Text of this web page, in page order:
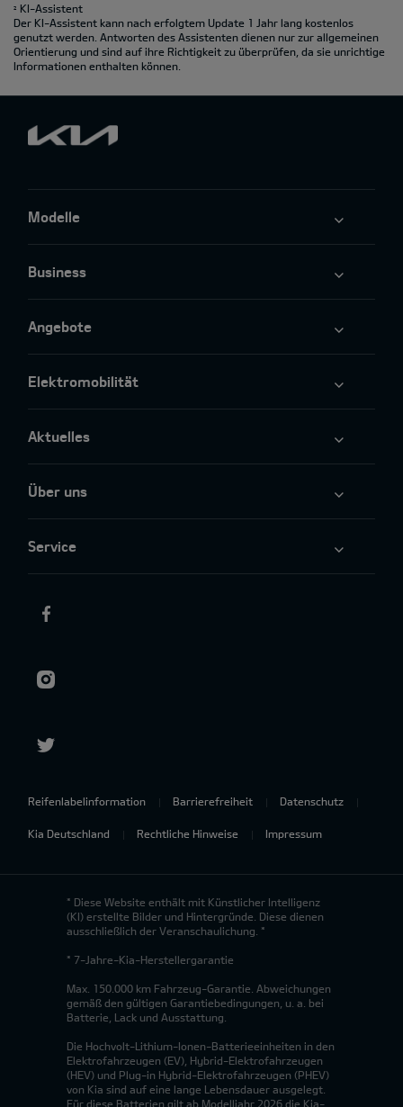
2
KI-Assistent
Der KI-Assistent kann nach erfolgtem Update 1 Jahr lang kostenlos
genutzt werden. Antworten des Assistenten dienen nur zur allgemeinen
Orientierung und sind auf ihre Richtigkeit zu überprüfen, da sie unrichtige
Informationen enthalten können.
Modelle
Business
Angebote
Elektromobilität
Aktuelles
Über uns
Service
Reifenlabelinformation Barrierefreiheit Datenschutz
Kia Deutschland Rechtliche Hinweise Impressum
* Diese Website enthält mit Künstlicher Intelligenz
(KI) erstellte Bilder und Hintergründe. Diese dienen
ausschließlich der Veranschaulichung. *
* 7-Jahre-Kia-Herstellergarantie
Max. 150.000 km Fahrzeug-Garantie. Abweichungen
gemäß den gültigen Garantiebedingungen, u. a. bei
Batterie, Lack und Ausstattung.
Die Hochvolt-Lithium-Ionen-Batterieeinheiten in den
Elektrofahrzeugen (EV), Hybrid-Elektrofahrzeugen
(HEV) und Plug-in Hybrid-Elektrofahrzeugen (PHEV)
von Kia sind auf eine lange Lebensdauer ausgelegt.
Für diese Batterien gilt ab Modelljahr 2026 die Kia-